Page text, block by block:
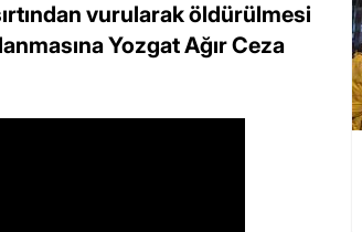
vurularak öldürülmesi
Yozgat Ağır Ceza